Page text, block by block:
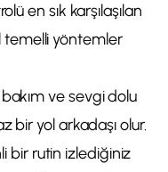
en sık karşılaşılan
temelli yöntemler
ve sevgi dolu
bir yol arkadaşı olur.
bir rutin izlediğiniz